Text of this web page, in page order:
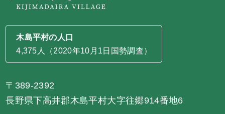
木島平村の人口
4,375人（2020年10月1日国勢調査）
〒389-2392
長野県下高井郡木島平村大字往郷914番地6